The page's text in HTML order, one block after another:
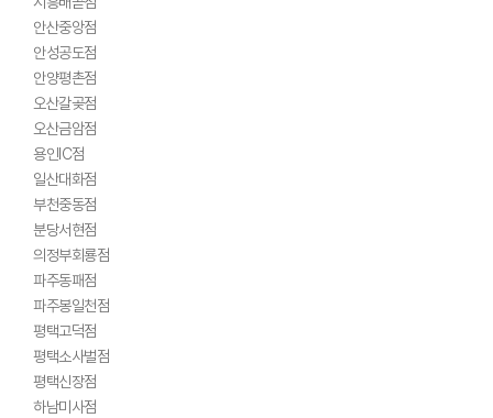
안산중앙점
안성공도점
안양평촌점
오산갈곶점
오산금암점
용인IC점
일산대화점
부천중동점
분당서현점
의정부회룡점
파주동패점
파주봉일천점
평택고덕점
평택소사벌점
평택신장점
하남미사점